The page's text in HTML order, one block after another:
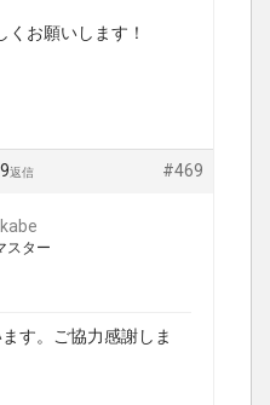
お願いします！
#469
返信
スター
す。ご協力感謝しま